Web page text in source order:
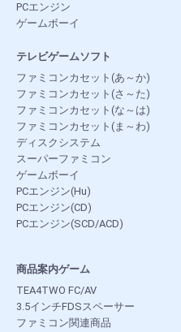
PCエンジン
ゲームボーイ
テレビゲームソフト
ファミコンカセット(あ～か)
ファミコンカセット(さ～た)
ファミコンカセット(な～は)
ファミコンカセット(ま～わ)
ディスクシステム
スーパーファミコン
ゲームボーイ
PCエンジン(Hu)
PCエンジン(CD)
PCエンジン(SCD/ACD)
商品案内ゲーム
TEA4TWO FC/AV
3.5インチFDSスペーサー
ファミコン関連商品